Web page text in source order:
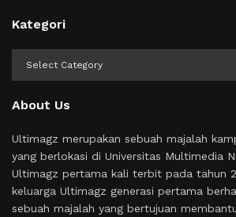
Kategori
About Us
Ultimagz merupakan sebuah majalah
yang berlokasi di Universitas Multimedia
Ultimagz pertama kali terbit pada tahun
keluarga Ultimagz generasi pertama
sebuah majalah yang bertujuan